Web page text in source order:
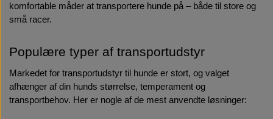
komfortable måder at transportere hunde på – både til store og
små racer.
Populære typer af transportudstyr
Markedet for transportudstyr til hunde er stort, og valget
afhænger af din hunds størrelse, temperament og
transportbehov. Her er nogle af de mest anvendte løsninger: